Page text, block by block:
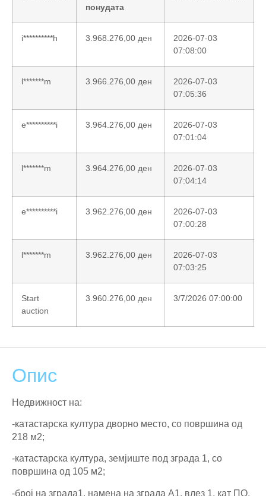
понудата
i**********h 3.968.276,00 ден
2026-07-03
07:08:00
l*******m 3.966.276,00 ден
2026-07-03
07:05:36
e**********i 3.964.276,00 ден
2026-07-03
07:01:04
l*******m 3.964.276,00 ден
2026-07-03
07:04:14
e**********i 3.962.276,00 ден
2026-07-03
07:00:28
l*******m 3.962.276,00 ден
2026-07-03
07:03:25
Start
auction
3.960.276,00 ден 3/7/2026 07:00:00
Опис
Недвижност на:
-катастарска култура дворно место, со површина од
218 м2;
-катастарска култура, земјиште под зграда 1, со
површина од 105 м2;
-број на зграда1, намена на зграда А1, влез 1, кат ПО,